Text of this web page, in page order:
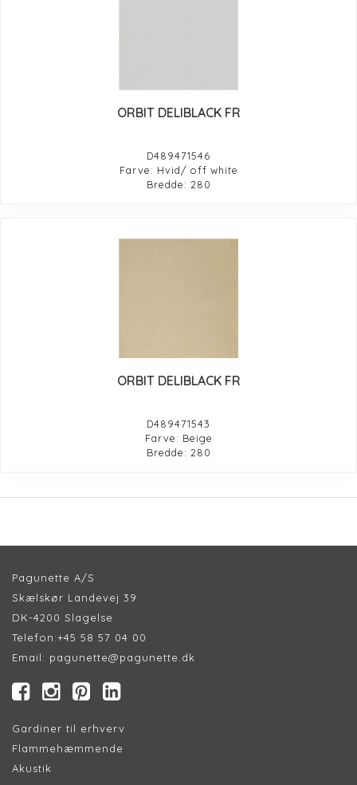
ORBIT DELIBLACK FR
D489471546
Farve: Hvid/ off white
Bredde: 280
ORBIT DELIBLACK FR
D489471543
Farve: Beige
Bredde: 280
Pagunette A/S
Skælskør Landevej 39
DK-4200 Slagelse
Telefon:+45 58 57 04 00
Email: pagunette@pagunette.dk
Gardiner til erhverv
Flammehæmmende
Akustik